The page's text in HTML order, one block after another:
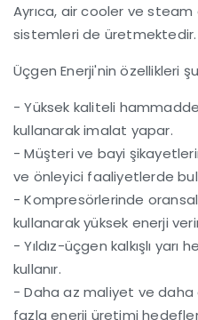
Ayrıca, air cooler ve
sistemleri de üretmektedir.
Üçgen Enerji'nin özellikleri
- Yüksek kaliteli
kullanarak imalat yapar.
- Müşteri ve bayi
ve önleyici faaliyetlerde
- Kompresörlerinde
kullanarak yüksek enerji
- Yıldız-üçgen kalkışlı
kullanır.
- Daha az maliyet ve
fazla enerji üretimi